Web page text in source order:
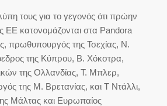
τους για το γεγονός ότι πρώην
ΕΕ κατονομάζονται στα Pandora
πρωθυπουργός της Τσεχίας, Ν.
της Κύπρου, Β. Χόκστρα,
της Ολλανδίας, Τ. Μπλερ,
της Μ. Βρετανίας, και Τ Ντάλλι,
Μάλτας και Ευρωπαίος